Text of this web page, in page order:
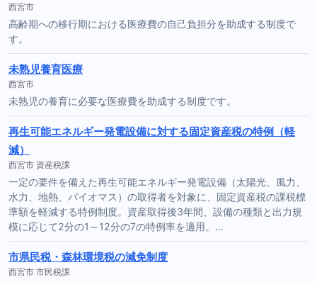
西宮市
高齢期への移行期における医療費の自己負担分を助成する制度で
す。
未熟児養育医療
西宮市
未熟児の養育に必要な医療費を助成する制度です。
再生可能エネルギー発電設備に対する固定資産税の特例（軽
減）
西宮市 資産税課
一定の要件を備えた再生可能エネルギー発電設備（太陽光、風力、
水力、地熱、バイオマス）の取得者を対象に、固定資産税の課税標
準額を軽減する特例制度。資産取得後3年間、設備の種類と出力規
模に応じて2分の1～12分の7の特例率を適用。…
市県民税・森林環境税の減免制度
西宮市 市民税課